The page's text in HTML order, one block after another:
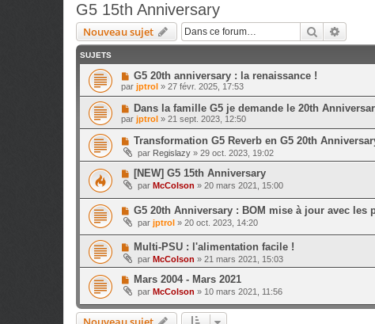
G5 15th Anniversary
Nouveau sujet Rechercher
SUJETS
G5 20th anniversary : la renaissance !
par jptrol » 27 févr. 2025, 17:53
Dans la famille G5 je demande le 20th
par jptrol » 21 sept. 2023, 12:50
Transformation G5 Reverb en G5 20th
par Regislazy » 29 oct. 2023, 19:02
[NEW] G5 15th Anniversary
par McColson » 20 mars 2021, 15:00
G5 20th Anniversary : BOM mise à jour avec les
par jptrol » 20 oct. 2023, 14:20
Multi-PSU : l'alimentation facile !
par McColson » 21 mars 2021, 15:03
Mars 2004 - Mars 2021
par McColson » 10 mars 2021, 11:56